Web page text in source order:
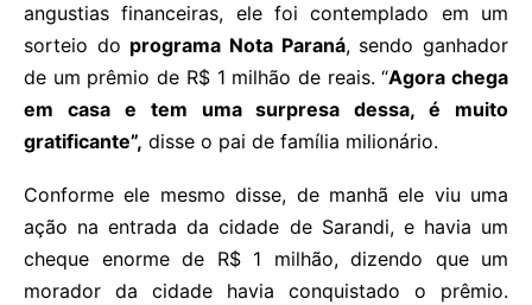
angustias financeiras, ele foi contemplado em um
sorteio do programa Nota Paraná, sendo ganhador
de um prêmio de R$ 1 milhão de reais. “Agora chega
em casa e tem uma surpresa dessa, é muito
gratificante”, disse o pai de família milionário.
Conforme ele mesmo disse, de manhã ele viu uma
ação na entrada da cidade de Sarandi, e havia um
cheque enorme de R$ 1 milhão, dizendo que um
morador da cidade havia conquistado o prêmio.